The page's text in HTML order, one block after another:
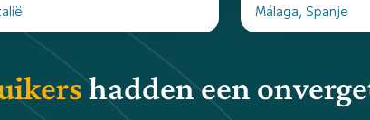
Málaga, Spanje
hadden een